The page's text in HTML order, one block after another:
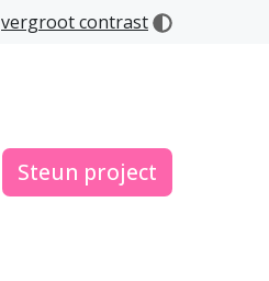
vergroot contrast
Steun project